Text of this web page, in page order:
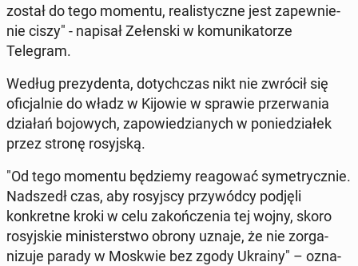
został do tego momentu, re­al­isty­czne jest za­pewnie­
nie ciszy" - napisał Zełen­s­ki w ko­mu­nika­torze
Telegram.
Według prezy­den­ta, doty­chczas nikt nie zwrócił się
ofic­jal­nie do władz w Kijowie w sprawie prz­er­wa­nia
działań bo­jowych, za­powiedzianych w poniedzi­ałek
przez stronę rosyjską.
"Od tego momentu będziemy reagować sym­e­trycznie.
Nad­szedł czas, aby rosyjs­cy przy­wód­cy podjęli
konkretne kroki w celu za­kończenia tej wojny, skoro
rosyjskie min­is­terst­wo obrony uznaje, że nie zor­ga­
nizu­je parady w Moskwie bez zgody Ukrainy" – oz­na­